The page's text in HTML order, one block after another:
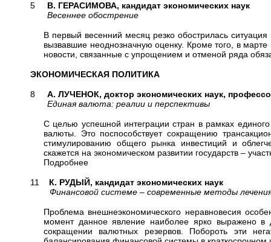
5 В. ГЕРАСИМОВА, кандидат экономических наук
Весеннее обострение
В первый весенний месяц резко обострилась
вызвавшие неоднозначную оценку. Кроме того, в
новости, связанные с упрощением и отменой ряда
ЭКОНОМИЧЕСКАЯ ПОЛИТИКА
8 А. ЛУЧЕНОК, доктор экономических наук,
Единая валюта: реалии и перспективы
С целью успешной интеграции стран в рамках
валюты. Это поспособствует сокращению
стимулированию общего рынка инвестиций и
скажется на экономическом развитии государств –
Подробнее
11 К. РУДЫЙ, кандидат экономических наук
Финансовой системе – современные методы
Проблема внешнеэкономического неравновесия
момент данное явление наиболее ярко выражено в
сокращении валютных резервов. Побороть эти